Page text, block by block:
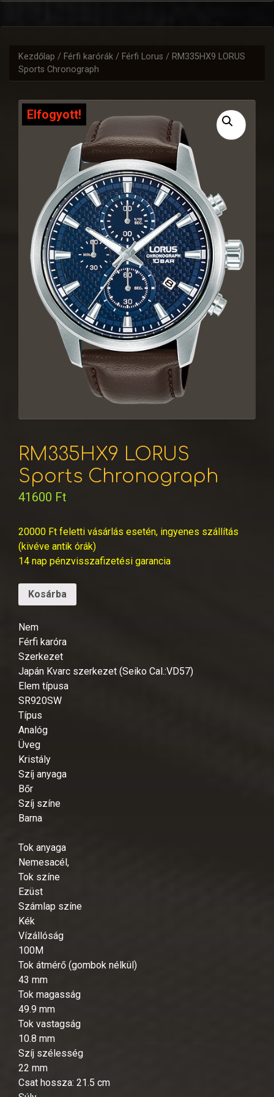
Kezdőlap / Férfi karórák / Férfi Lorus / RM335HX9 LORUS
Sports Chronograph
Elfogyott!
RM335HX9 LORUS
Sports Chronograph
41600 Ft
20000 Ft feletti vásárlás esetén, ingyenes szállítás
(kivéve antik órák)
14 nap pénzvisszafizetési garancia
Kosárba
Nem
Férfi karóra
Szerkezet
Japán Kvarc szerkezet (Seiko Cal.:VD57)
Elem típusa
SR920SW
Típus
Analóg
Üveg
Kristály
Szíj anyaga
Bőr
Szíj színe
Barna
Tok anyaga
Nemesacél,
Tok színe
Ezüst
Számlap színe
Kék
Vízállóság
100M
Tok átmérő (gombok nélkül)
43 mm
Tok magasság
49.9 mm
Tok vastagság
10.8 mm
Szíj szélesség
22 mm
Csat hossza: 21.5 cm